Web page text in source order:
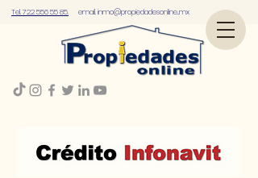
Tel. 722 556 55 85. email.inmo@propiedadesonline..mx